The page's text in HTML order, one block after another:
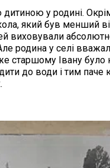
у родині.
який був менший
виховували
родина у селі
старшому Івану було
до води і тим паче